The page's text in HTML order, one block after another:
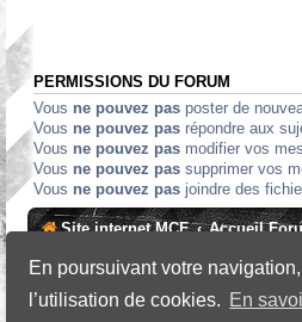
En poursuivant votre
l’utilisation de cookies. En
PERMISSIONS DU FORUM
Vous ne pouvez pas poster de
Vous ne pouvez pas répondre aux
Vous ne pouvez pas modifier vos
Vous ne pouvez pas supprimer vos
Vous ne pouvez pas joindre des
Site internet MCF Accueil
*SE Gamer Style by